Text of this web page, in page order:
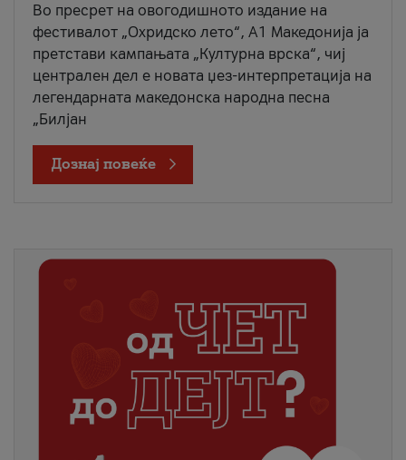
Во пресрет на овогодишното издание на
фестивалот „Охридско лето“, А1 Македонија ја
претстави кампањата „Културна врска“, чиј
централен дел е новата џез-интерпретација на
легендарната македонска народна песна
„Билјан
Дознај повеќе